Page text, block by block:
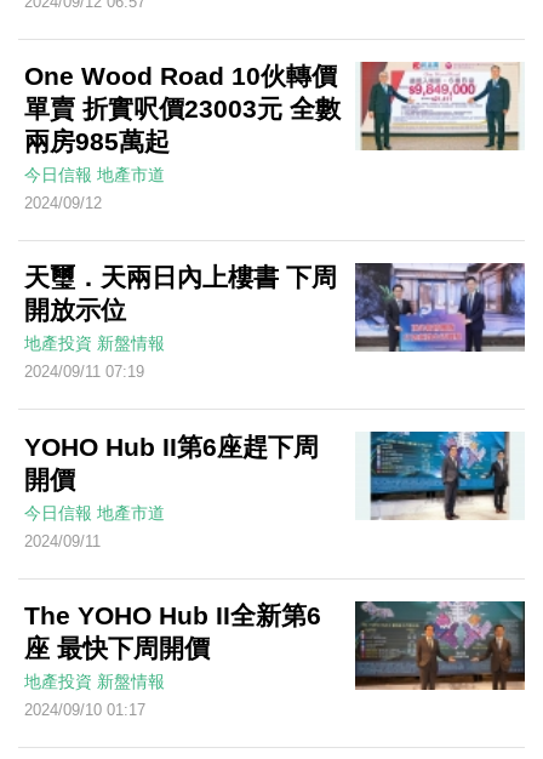
One Wood Road 10伙轉價
單賣 折實呎價23003元 全數
兩房985萬起
今日信報 地產市道
2024/09/12
天璽．天兩日內上樓書 下周
開放示位
地產投資 新盤情報
2024/09/11 07:19
YOHO Hub II第6座趕下周
開價
今日信報 地產市道
2024/09/11
The YOHO Hub II全新第6
座 最快下周開價
地產投資 新盤情報
2024/09/10 01:17